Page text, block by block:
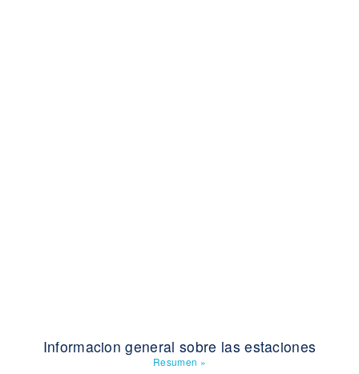
Informacion general sobre las estaciones
Resumen »